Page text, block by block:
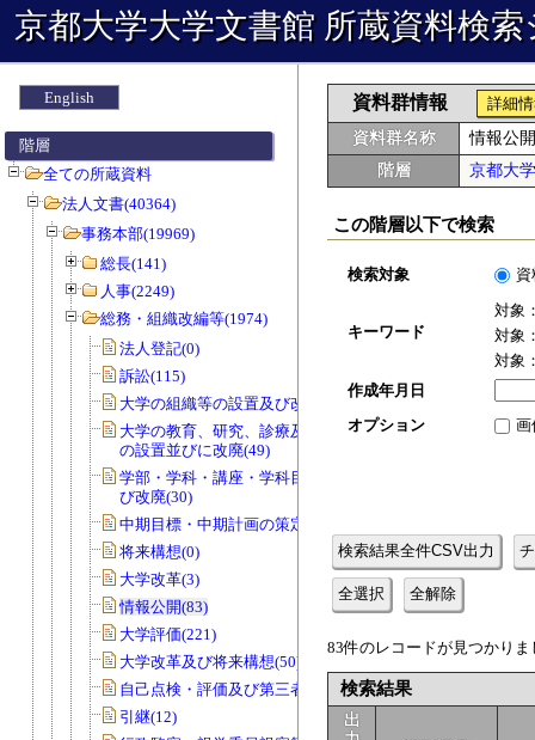
京都大学大学文書館 所蔵資料検
English
階層
全ての所蔵資料
法人文書(40364)
事務本部(19969)
総長(141)
人事(2249)
総務・組織改編等(1974)
法人登記(0)
訴訟(115)
大学の組織等の設置及び改廃(57)
大学の教育、研究、診療及び事務組織
の設置並びに改廃(49)
学部・学科・講座・学科目等の設置及
び改廃(30)
中期目標・中期計画の策定(0)
将来構想(0)
大学改革(3)
情報公開(83)
大学評価(221)
大学改革及び将来構想(50)
自己点検・評価及び第三者評価(5)
引継(12)
資料群情報
詳細
資料群名称
情報公開
階層
京都大
この階層以下で検索
検索対象 資
キーワード
対象
対象
対象
作成年月日
オプション
画
検索結果全件CSV出力
全選択 全解除
83件のレコードが見つかり
検索結果
出